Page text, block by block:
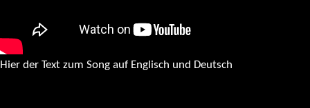
Hier der Text zum Song auf Englisch und Deutsch